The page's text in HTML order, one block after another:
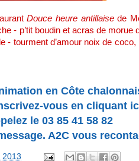
Douce heure antillaisede
- p’tit boudin et acras de morue
- tourment d’amour noix de coco,
en Côte
vous en cliquant
le 03 85 41 58 82
A2C vous
2013